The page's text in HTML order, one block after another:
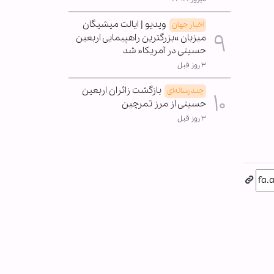
اخبار جهان ویدیو | ایالت میشیگان
میزبان »بزرگترین راهپیمایی اربعین
حسینی در آمریکا« شد
۳ روز قبل
چندرسانه‌ای بازگشت زائران اربعین
حسینی از مرز تمرچین
۳ روز قبل